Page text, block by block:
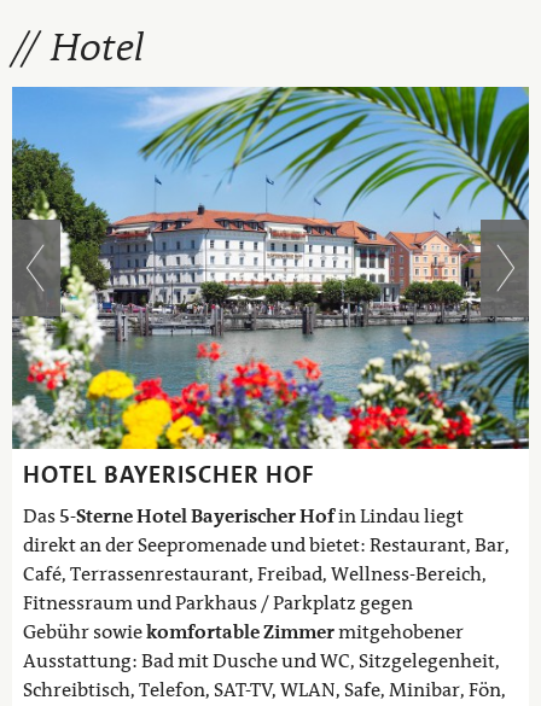
Hotel
HOTEL BAYERISCHER HOF
Das5-Sterne Hotel Bayerischer Hofin Lindau liegt
direkt an der Seepromenade und bietet: Restaurant, Bar,
Café, Terrassenrestaurant, Freibad, Wellness-Bereich,
Fitnessraum und Parkhaus / Parkplatz gegen
Gebühr sowiekomfortable Zimmermitgehobener
Ausstattung: Bad mit Dusche und WC, Sitzgelegenheit,
Schreibtisch, Telefon, SAT-TV, WLAN, Safe, Minibar, Fön,